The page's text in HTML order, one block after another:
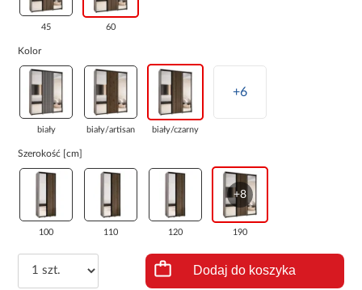
45 60
Kolor
biały biały/artisan biały/czarny
+6
Szerokość [cm]
100 110 120
+8
190
Dodaj do koszyka